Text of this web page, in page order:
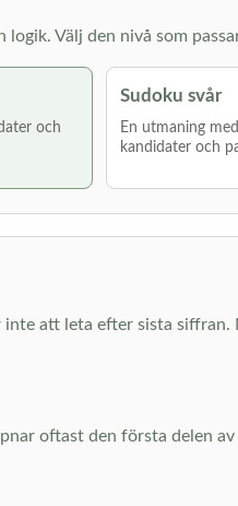
Välj den nivå som
och
Sudoku svår
En utmaning
kandidater och
att leta efter sista
oftast den första delen